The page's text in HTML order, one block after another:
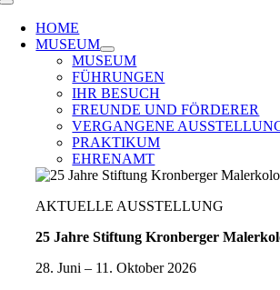
Toggle
Navigation
HOME
MUSEUM
MUSEUM
FÜHRUNGEN
IHR BESUCH
FREUNDE UND FÖRDERER
VERGANGENE
PRAKTIKUM
EHRENAMT
AKTUELLE AUSSTELLUNG
25 Jahre Stiftung Kronberger
28. Juni – 11. Oktober 2026